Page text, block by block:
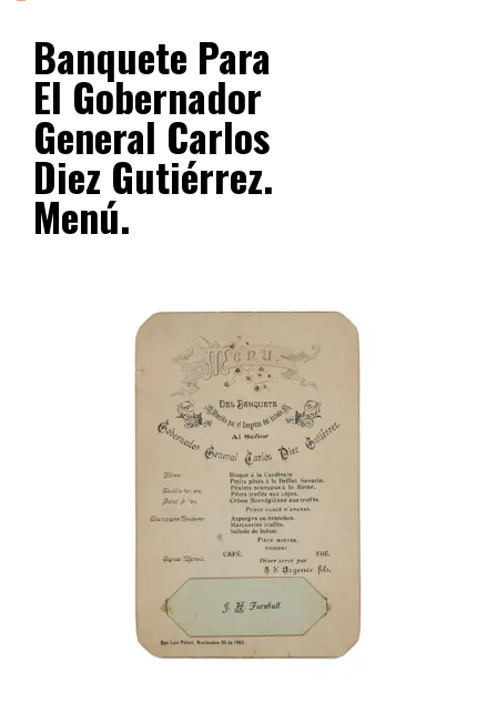
Banquete Para
El Gobernador
General Carlos
Diez Gutiérrez.
Menú.